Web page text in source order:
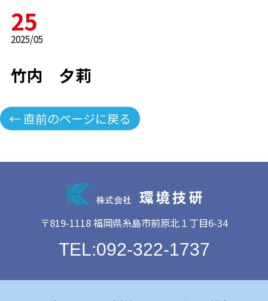
25
2025/05
竹内 夕莉
← 直前のページに戻る
〒819-1118 福岡県糸島市前原北１丁目6-34
TEL:092-322-1737